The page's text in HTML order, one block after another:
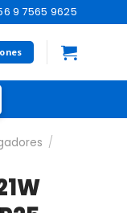
9 7565 9625
/